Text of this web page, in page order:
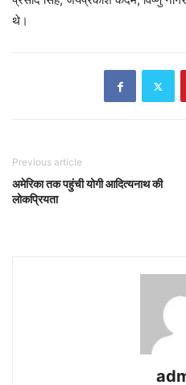
थे।
Previous article
अमेरिका तक पहुंची योगी आदित्यनाथ की
लोकप्रियता